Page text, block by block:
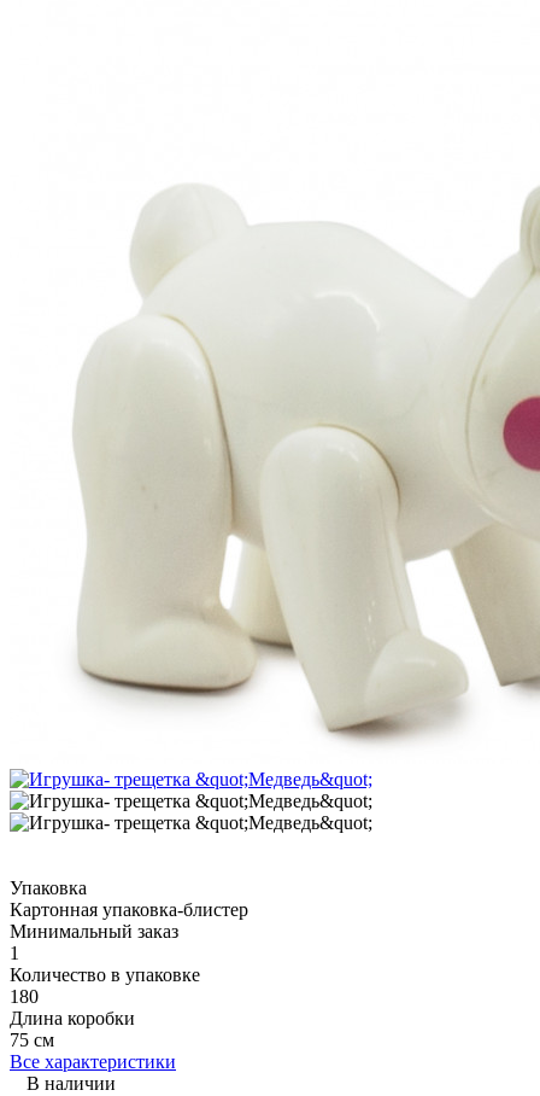
Упаковка
Картонная упаковка-блистер
Минимальный заказ
1
Количество в упаковке
180
Длина коробки
75 см
Все характеристики
В наличии